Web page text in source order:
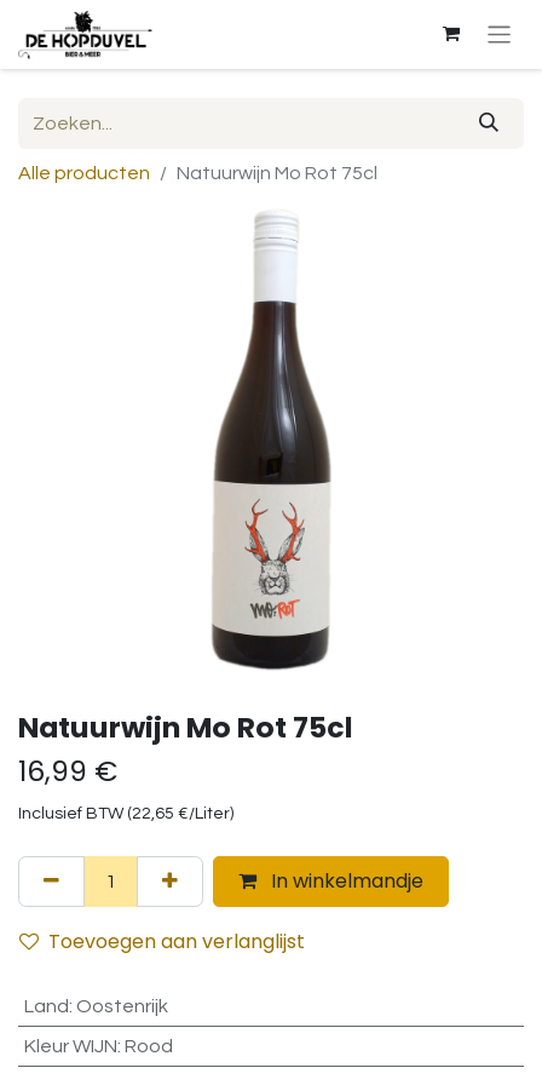
Alle producten Natuurwijn Mo Rot 75cl
Natuurwijn Mo Rot 75cl
16,99 €
Inclusief BTW (22,65 €/Liter)
In winkelmandje
Toevoegen aan verlanglijst
Land: Oostenrijk
Kleur WIJN: Rood